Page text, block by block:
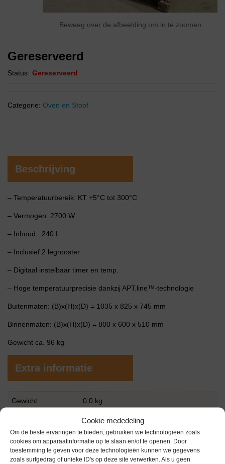
Cookie mededeling
Om de beste ervaringen te bieden, gebruiken we technologieën zoals
cookies om apparaatinformatie op te slaan en/of te openen. Door
toestemming te geven voor deze technologieën kunnen we gegevens
zoals surfgedrag of unieke ID's op deze site verwerken. Als u geen
Beweeg over de afbeelding om in te zoomen
Gereserveerd
Status: Gereserveerd
Categorie: Oven en Stoof
Beschrijving
– Temperatuurbereik: KT +5°C tot 300°C
– Vermogen: 2700 W
– Inhoud: 240 L
– Inclusief 2 legrooster
– Digitaal instelbaar timer en temp.
– Hoge temperatuurprecisie dankzij APT.line™-technologie
Buitenmaten: (B)x(H)x(D) = 1035 x 825 x 745 mm
Binnenmaten: (B)x(H)x(D) = 800 x 600 x 510 mm
Gewicht ca. 96 kg
Extra informatie
Gewicht 0,0 kg
Gebruikt in goede conditie
Garantie 1 maand
Merk Binder